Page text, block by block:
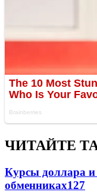
ЧИТАЙТЕ
Курсы доллара и
обменниках127